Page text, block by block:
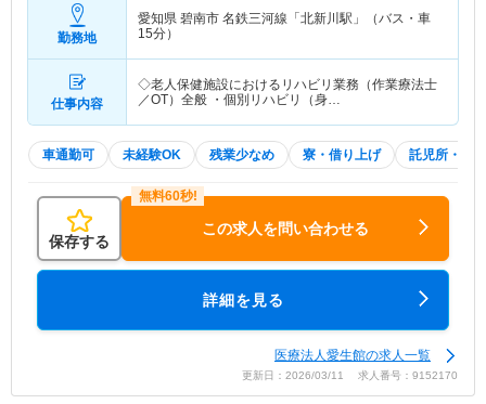
勤務地
愛知県 碧南市 名鉄三河線「北新川駅」（バス・車
15分）
仕事内容
◇老人保健施設におけるリハビリ業務（作業療法士
／OT）全般 ・個別リハビリ（身…
車通勤可 未経験OK 残業少なめ 寮・借り上げ 託児所・育
保存する
この求人を問い合わせる
詳細を見る
医療法人愛生館の求人一覧
更新日：2026/03/11 求人番号：9152170